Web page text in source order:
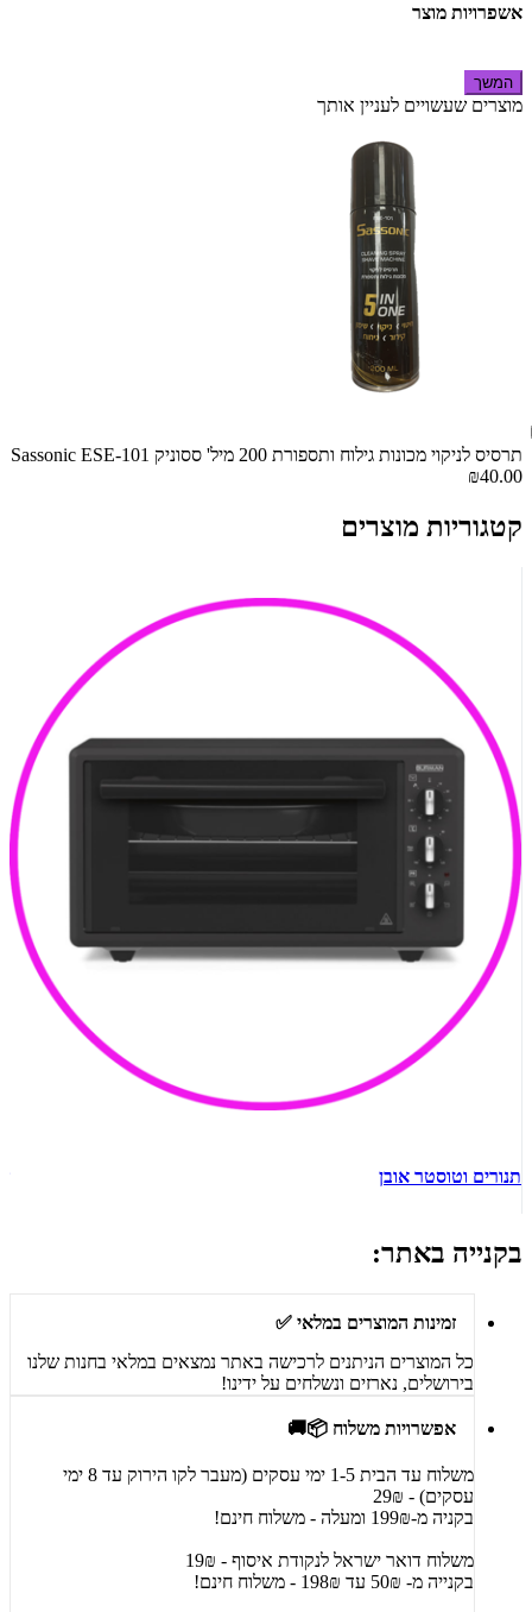
אשפרויות מוצר
המשך
מוצרים שעשויים לעניין אותך
תרסיס לניקוי מכונות גילוח ותספורת 200 מיל' ססוניק Sassonic ESE-101
₪40.00
קטגוריות מוצרים
תנורים וטוסטר אובן
בקנייה באתר:
זמינות המוצרים במלאי ✅
כל המוצרים הניתנים לרכישה באתר נמצאים במלאי בחנות שלנו
בירושלים, נארזים ונשלחים על ידינו!
אפשרויות משלוח 📦🚚
משלוח עד הבית 1-5 ימי עסקים (מעבר לקו הירוק עד 8 ימי
עסקים) - 29₪
בקניה מ-199₪ ומעלה - משלוח חינם!
משלוח דואר ישראל לנקודת איסוף - 19₪
בקנייה מ- 50₪ עד 198₪ - משלוח חינם!